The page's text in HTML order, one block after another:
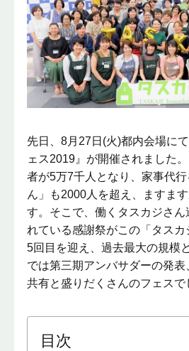
先日、8月27日(火)都内会場に
ェス2019』が開催されました
者が5万7千人となり、家事代
ん」も2000人を超え、ますま
す。そこで、働くタスカジさん
れている感謝祭がこの「タス
5回目を迎え、過去最大の規模
では第三期アンバサダーの発
共有と盛りだくさんのフェスで
目次